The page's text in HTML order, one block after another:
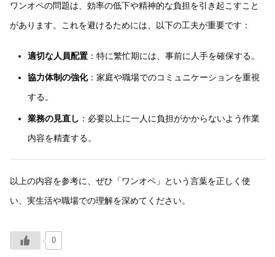
ワンオペの問題は、効率の低下や精神的な負担を引き起こすこと
があります。これを避けるためには、以下の工夫が重要です：
適切な人員配置：特に繁忙期には、事前に人手を確保する。
協力体制の強化：家庭や職場でのコミュニケーションを重視
する。
業務の見直し ：必要以上に一人に負担がかからないよう作業
内容を精査する。
以上の内容を参考に、ぜひ「ワンオペ」という言葉を正しく使
い、実生活や職場での理解を深めてください。
0